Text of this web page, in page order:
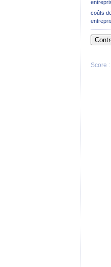
coûts
Score :